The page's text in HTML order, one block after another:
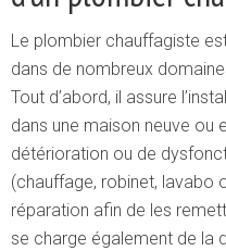
Le plombier chauffagiste
dans de nombreux
Tout d’abord, il assure
dans une maison neuve ou
détérioration ou de
(chauffage, robinet, lavabo
réparation afin de les
se charge également de la